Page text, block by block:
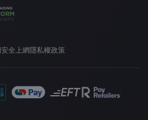
安全上網隱私權政策